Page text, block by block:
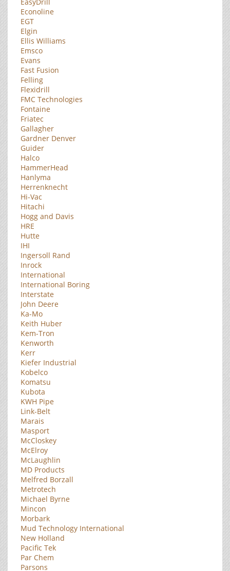
Econoline
EGT
Elgin
Ellis Williams
Emsco
Evans
Fast Fusion
Felling
Flexidrill
FMC Technologies
Fontaine
Friatec
Gallagher
Gardner Denver
Guider
Halco
HammerHead
Hanlyma
Herrenknecht
Hi-Vac
Hitachi
Hogg and Davis
HRE
Hutte
IHI
Ingersoll Rand
Inrock
International
International Boring
Interstate
John Deere
Ka-Mo
Keith Huber
Kem-Tron
Kenworth
Kerr
Kiefer Industrial
Kobelco
Komatsu
Kubota
KWH Pipe
Link-Belt
Marais
Masport
McCloskey
McElroy
McLaughlin
MD Products
Melfred Borzall
Metrotech
Michael Byrne
Mincon
Morbark
Mud Technology International
New Holland
Pacific Tek
Par Chem
Parsons